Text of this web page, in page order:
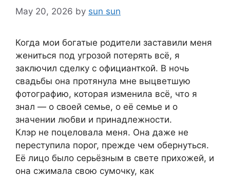
May 20, 2026 by sun sun
Когда мои богатые родители заставили меня
жениться под угрозой потерять всё, я
заключил сделку с официанткой. В ночь
свадьбы она протянула мне выцветшую
фотографию, которая изменила всё, что я
знал — о своей семье, о её семье и о
значении любви и принадлежности.
Клэр не поцеловала меня. Она даже не
переступила порог, прежде чем обернуться.
Её лицо было серьёзным в свете прихожей, и
она сжимала свою сумочку, как